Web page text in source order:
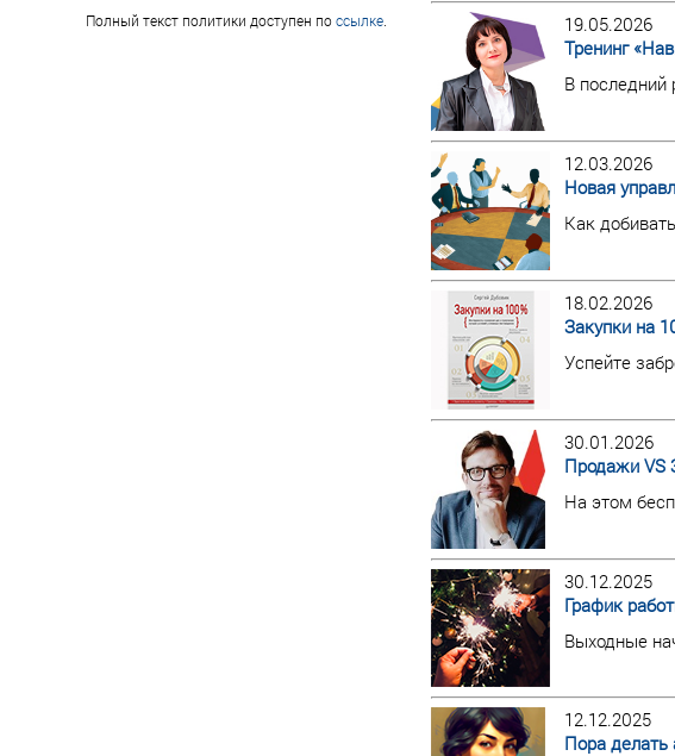
Полный текст политики доступен поссылке
19.05.2026
Тренинг
В последний
12.03.2026
Новая
Как
18.02.2026
Закупки на
Успейте
30.01.2026
Продажи VS
На этом
30.12.2025
График
Выходные
12.12.2025
Пора делать